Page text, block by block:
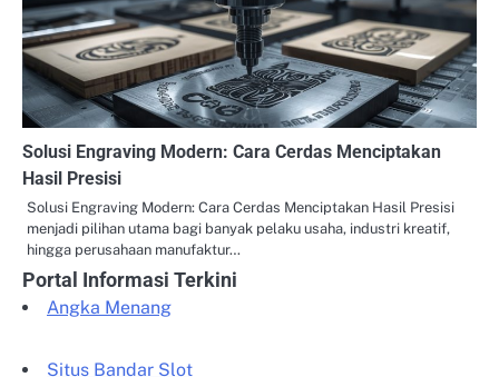
Solusi Engraving Modern: Cara Cerdas Menciptakan
Hasil Presisi
Solusi Engraving Modern: Cara Cerdas Menciptakan Hasil Presisi
menjadi pilihan utama bagi banyak pelaku usaha, industri kreatif,
hingga perusahaan manufaktur…
Portal Informasi Terkini
Angka Menang
Situs Bandar Slot